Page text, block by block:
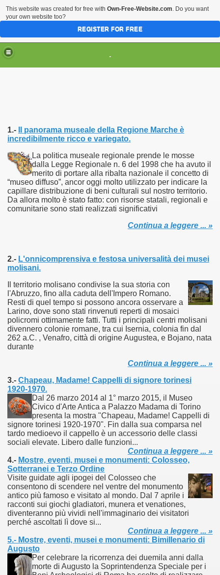
HOME
CIVILTA'
EVENTI & MANIFESTAZIONI
.
1.-
Il panorama museale della Regione Marche è
incredibilmente ricco e variegato.
La politica museale regionale prende le mosse
dalla Legge Regionale n. 6 del 1998 che ha avuto il
merito di portare alla ribalta nazionale il concetto di
“museo diffuso”, ancor oggi molto utilizzato per indicare la
capillare distribuzione di beni culturali sul nostro territorio.
Da allora molto è stato fatto: con risorse statali, regionali e
comunitarie sono stati realizzati significativi
Continua a leggere ... »
2.- L'onnicomprensiva e festosa universalità dei musei
molisani.
Il territorio molisano condivise la sua storia con
l'Abruzzo, fino alla caduta dell'Impero Romano.
Resti di quel tempo si possono ancora osservare a
Larino, dove sono stati rinvenuti reperti di mosaici
policromi ottimamente fatti. Tutti i principali centri molisani
divennero colonie romane, tra cui Isernia, colonia fin dal
262 a.C. , Venafro, città di origine Augustea, e Bojano, nata
durante
Continua a leggere ... »
3.- Chapeau, Madame! Cappelli di signore torinesi
1920-1970.
Dal 26 marzo 2014 al 1° marzo 2015, il Museo
Civico d'Arte Antica a Palazzo Madama di Torino
presenta la mostra "Chapeau, Madame! Cappelli di
signore torinesi 1920-1970". Fin dalla sua comparsa nel
tardo medioevo il cappello è un accessorio delle classi
sociali elevate. Libero dalle funzioni...
Continua a leggere ... »
4.- Mostre, eventi, musei e monumenti: Colosseo,
Sotterranei e Terzo Ordine
Visite guidate agli ipogei del Colosseo che
consentono di scendere nel ventre del monumento
antico più famoso e visitato al mondo. Dal 7 aprile i
racconti sui giochi gladiatori, munera et venationes,
diventeranno più vividi nell'immaginario dei visitatori
perché ascoltati lì dove si...
Continua a leggere ... »
5.- Mostre, eventi, musei e monumenti: Bimillenario di
Augusto
Per celebrare la ricorrenza dei duemila anni dalla
morte di Augusto la Soprintendenza Speciale per i
This website was created for free with Own-Free-Website.com. Do you want
your own website too?
REGISTER FOR FREE